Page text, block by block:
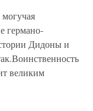
германо-
Дидоны и
великим